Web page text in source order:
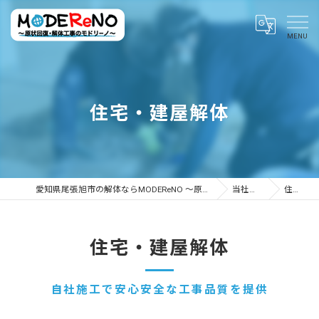
住宅・建屋解体
愛知県尾張旭市の解体ならMODEReNO ～原状回復・解体工事のモドリーノ～ 当社について 住宅解体
自社施工で安心安全な工事品質を提供
住宅・建屋解体